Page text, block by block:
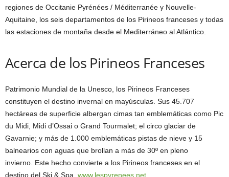
regiones de Occitanie Pyrénées / Méditerranée y Nouvelle-
Aquitaine, los seis departamentos de los Pirineos franceses y todas
las estaciones de montaña desde el Mediterráneo al Atlántico.
Acerca de los Pirineos Franceses
Patrimonio Mundial de la Unesco, los Pirineos Franceses
constituyen el destino invernal en mayúsculas. Sus 45.707
hectáreas de superficie albergan cimas tan emblemáticas como Pic
du Midi, Midi d’Ossai o Grand Tourmalet; el circo glaciar de
Gavarnie; y más de 1.000 emblemáticas pistas de nieve y 15
balnearios con aguas que brollan a más de 30º en pleno
invierno. Este hecho convierte a los Pirineos franceses en el
destino del Ski & Spa. www.lespyrenees.net